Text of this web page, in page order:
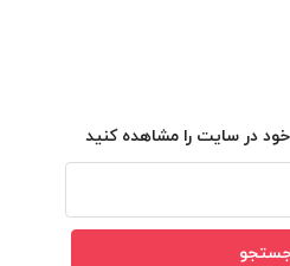
در سایت را مشاهده کنید